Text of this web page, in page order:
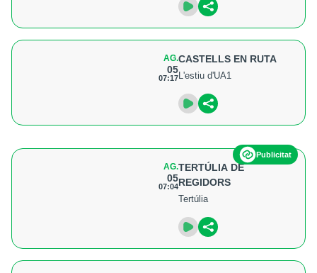
AG.
05
07:17
CASTELLS EN RUTA
L'estiu d'UA1
Publicitat
AG.
05
07:04
TERTÚLIA DE
REGIDORS
Tertúlia